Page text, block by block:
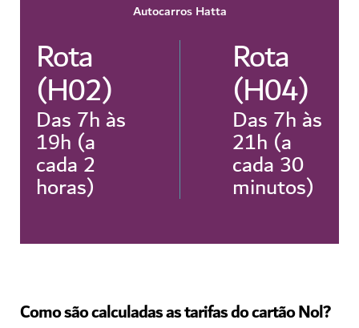
Autocarros Hatta
Rota
(H02)
Das 7h às
19h (a
cada 2
horas)
Rota
(H04)
Das 7h às
21h (a
cada 30
minutos)
Como são calculadas as tarifas do cartão Nol?